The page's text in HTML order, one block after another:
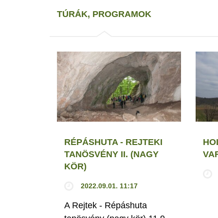
TÚRÁK, PROGRAMOK
RÉPÁSHUTA - REJTEKI
TANÖSVÉNY II. (NAGY
KÖR)
2022.09.01. 11:17
A Rejtek - Répáshuta